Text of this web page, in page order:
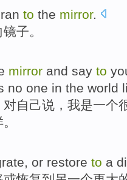
ran to the mirror.
子。
mirror and say to
no one in the world
对自己说 ， 我是一个
, or restore to a